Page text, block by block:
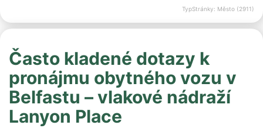
TypStránky: Město (2911)
Často kladené dotazy k
pronájmu obytného vozu v
Belfastu – vlakové nádraží
Lanyon Place